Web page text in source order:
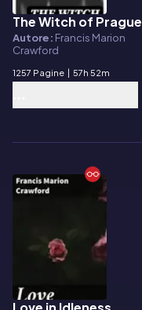
E-book
The Witch of Prague
Autore: Francis Marion
Crawford
1257 Pagine | 57h 52m